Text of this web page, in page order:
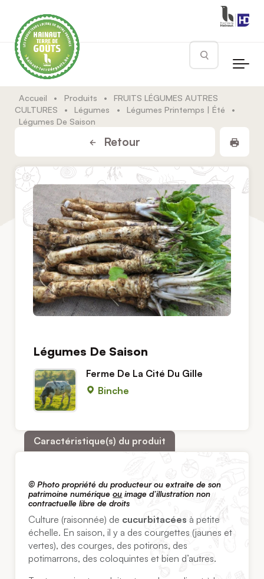
Rechercher
Accueil • Produits •
FRUITS LÉGUMES AUTRES
CULTURES
• Légumes • Légumes Printemps | Été
•
Légumes De Saison
Retour
Légumes De Saison
Ferme De La Cité Du Gille
Binche
Caractéristique(s) du produit
© Photo propriété du producteur ou extraite de son
patrimoine numériqueou image d’illustration non
contractuelle libre de droits
Culture (raisonnée) de cucurbitacées à petite
échelle. En saison, il y a des courgettes (jaunes et
vertes), des courges, des potirons, des
potimarrons, des coloquintes et bien d’autres.